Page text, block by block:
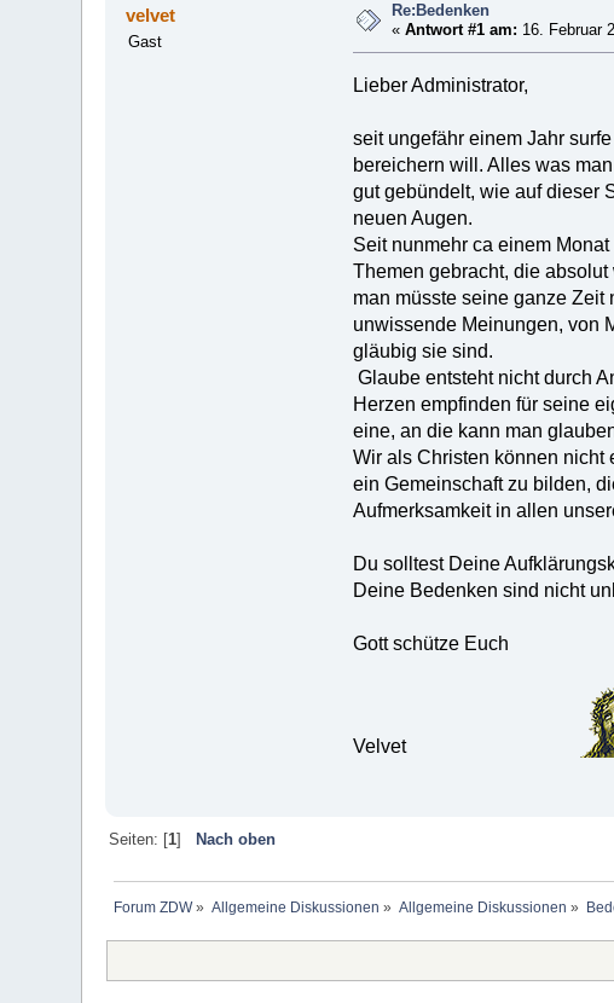
velvet
Gast
Re:Bedenken
«Antwort #1 am: 16. Februar
Lieber Administrator,
seit ungefähr einem Jahr
bereichern will. Alles was
gut gebündelt, wie auf dieser
neuen Augen.
Seit nunmehr ca einem
Themen gebracht, die
man müsste seine ganze Zeit
unwissende Meinungen, von
gläubig sie sind.
Glaube entsteht nicht durch
Herzen empfinden für seine
eine, an die kann man
Wir als Christen können nicht
ein Gemeinschaft zu bilden,
Aufmerksamkeit in allen
Du solltest Deine
Deine Bedenken sind nicht
Gott schütze Euch
Velvet
Seiten: [1]
Nach oben
Forum ZDW» Allgemeine Diskussionen » Allgemeine Diskussionen »